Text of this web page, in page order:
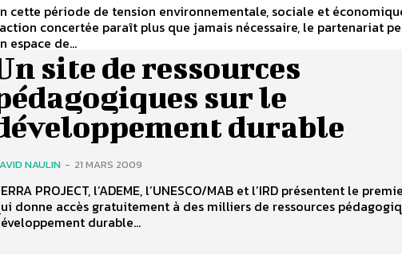
cette période de tension environnementale, sociale et
concertée paraît plus que jamais nécessaire, le partenariat
espace de...
site de ressources
sur le
durable
NAULIN - 21 MARS 2009
PROJECT, l’ADEME, l’UNESCO/MAB et l’IRD présentent le
donne accès gratuitement à des milliers de ressources
durable...